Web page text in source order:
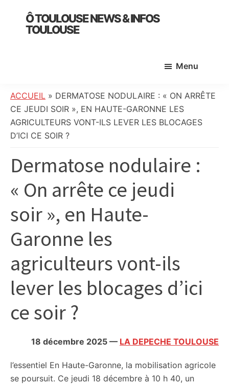
primary
Ô TOULOUSE NEWS & INFOS
TOULOUSE
:
info
locale,
société,
politique,
météo,
faits
et
initiatives
citoyennes
Menu
ACCUEIL » DERMATOSE NODULAIRE : « ON ARRÊTE
CE JEUDI SOIR », EN HAUTE-GARONNE LES
AGRICULTEURS VONT-ILS LEVER LES BLOCAGES
D’ICI CE SOIR ?
Dermatose nodulaire :
« On arrête ce jeudi
soir », en Haute-
Garonne les
agriculteurs vont-ils
lever les blocages d’ici
ce soir ?
18 décembre 2025 — LA DEPECHE TOULOUSE
l’essentiel En Haute-Garonne, la mobilisation agricole
se poursuit. Ce jeudi 18 décembre à 10 h 40, un